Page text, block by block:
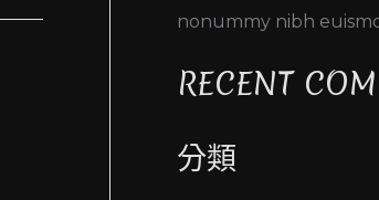
nonummy nibh
RECENT
分類